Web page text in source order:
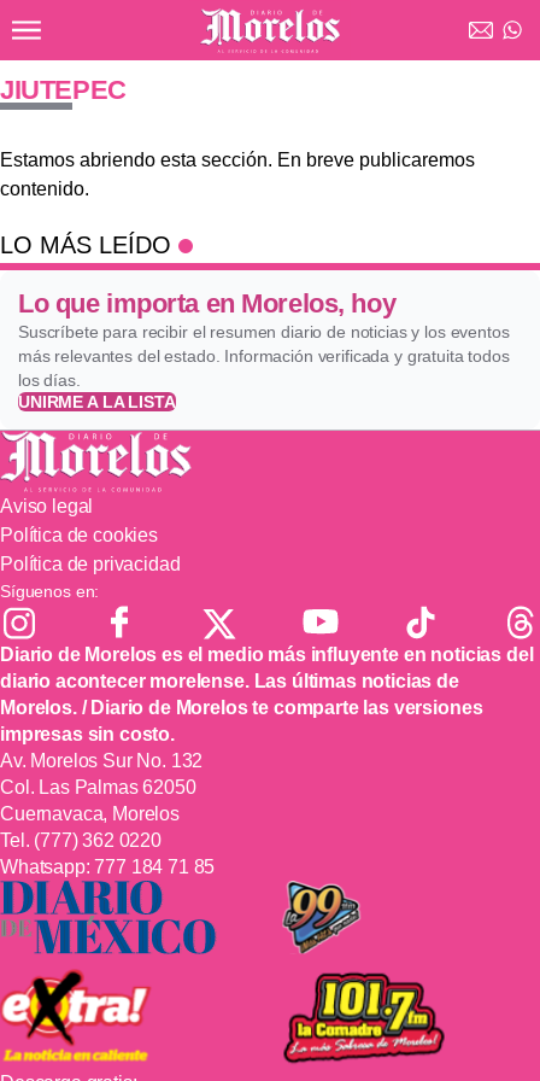
Diario de Morelos
JIUTEPEC
Estamos abriendo esta sección. En breve publicaremos
contenido.
LO MÁS LEÍDO
Lo que importa en Morelos, hoy
Suscríbete para recibir el resumen diario de noticias y los eventos
más relevantes del estado. Información verificada y gratuita todos
los días.
UNIRME A LA LISTA
Aviso legal
Política de cookies
Política de privacidad
Síguenos en:
Diario de Morelos es el medio más influyente en noticias del
diario acontecer morelense. Las últimas noticias de
Morelos. / Diario de Morelos te comparte las versiones
impresas sin costo.
Av. Morelos Sur No. 132
Col. Las Palmas 62050
Cuernavaca, Morelos
Tel. (777) 362 0220
Whatsapp:777 184 71 85